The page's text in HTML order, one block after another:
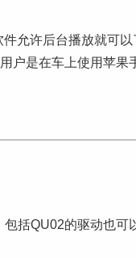
允许后台播放就可以
户是在车上使用苹果
括QU02的驱动也可